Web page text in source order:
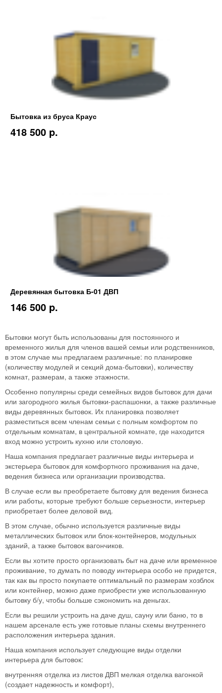
Бытовка из бруса Краус
418 500 p.
Деревянная бытовка Б-01 ДВП
146 500 p.
Бытовки могут быть использованы для постоянного и
временного жилья для членов вашей семьи или родственников,
в этом случае мы предлагаем различные: по планировке
(количеству модулей и секций дома-бытовки), количеству
комнат, размерам, а также этажности.
Особенно популярны среди семейных видов бытовок для дачи
или загородного жилья бытовки-распашонки, а также различные
виды деревянных бытовок. Их планировка позволяет
разместиться всем членам семьи с полным комфортом по
отдельным комнатам, в центральной комнате, где находится
вход можно устроить кухню или столовую.
Наша компания предлагает различные виды интерьера и
экстерьера бытовок для комфортного проживания на даче,
ведения бизнеса или организации производства.
В случае если вы преобретаете бытовку для ведения бизнеса
или работы, которые требуют больше серьезности, интерьер
приобретает более деловой вид.
В этом случае, обычно используется различные виды
металлических бытовок или блок-контейнеров, модульных
зданий, а также бытовок вагончиков.
Если вы хотите просто организовать быт на даче или временное
проживание, то думать по поводу интерьера особо не придется,
так как вы просто покупаете оптимальный по размерам хозблок
или контейнер, можно даже приобрести уже использованную
бытовку б/у, чтобы больше сэкономить на деньгах.
Если вы решили устроить на даче душ, сауну или баню, то в
нашем арсенале есть уже готовые планы схемы внутреннего
расположения интерьера здания.
Наша компания использует следующие виды отделки
интерьера для бытовок:
внутренняя отделка из листов ДВП мелкая отделка вагонкой
(создает надежность и комфорт),